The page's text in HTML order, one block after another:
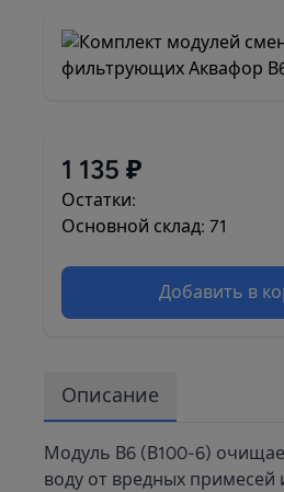
1 135 ₽
Остатки:
Основной склад: 71
Добавить в
Описание
Модуль В6 (В100-6)
воду от вредных